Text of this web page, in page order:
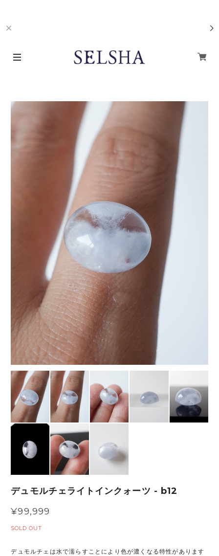
デュモルチェライトインクォーツ - b12
¥99,999
SOLD OUT
デュモルチェは水で濡らすことにより色が濃くなる特性があります